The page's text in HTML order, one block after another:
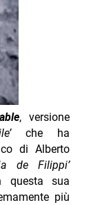
, versione
che ha
di Alberto
de Filippi’
sua
più